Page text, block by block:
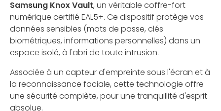
Samsung Knox Vault, un véritable coffre-fort
numérique certifié EAL5+. Ce dispositif protège vos
données sensibles (mots de passe, clés
biométriques, informations personnelles) dans un
espace isolé, à l'abri de toute intrusion.
Associée à un capteur d'empreinte sous l'écran et à
la reconnaissance faciale, cette technologie offre
une sécurité complète, pour une tranquillité d'esprit
absolue.